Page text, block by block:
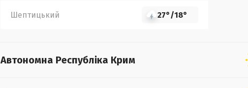
Шептицький 27°/18°
Автономна Республіка Крим